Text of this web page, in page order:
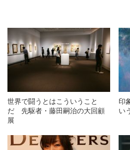
世界で闘うとはこういうこと
だ 先駆者・藤田嗣治の大回顧
展
印
い